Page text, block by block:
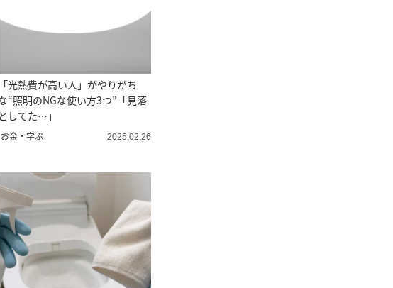
「光熱費が高い人」がやりがち
“照明のNGな使い方3つ”「見落
としてた…」
お金・学ぶ 2025.02.26